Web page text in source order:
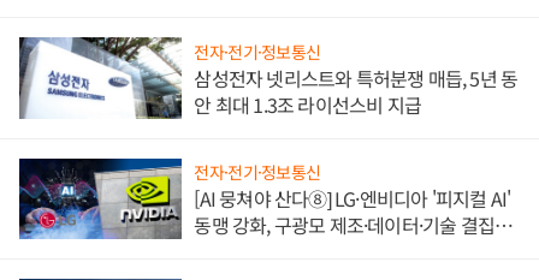
전자·전기·정보통신
삼성전자 넷리스트와 특허분쟁 매듭, 5년 동
안 최대 1.3조 라이선스비 지급
전자·전기·정보통신
[AI 뭉쳐야 산다⑧] LG·엔비디아 '피지컬 AI'
동맹 강화, 구광모 제조·데이터·기술 결집